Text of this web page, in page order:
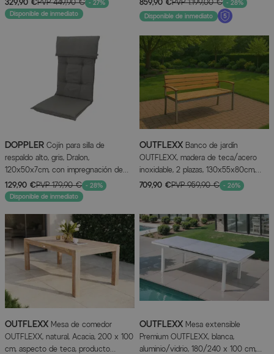
329,90 €PVP449,90 € - 27%
Disponible de inmediato
859,90 €PVP1.199,00 € - 28%
Disponible de inmediato
DOPPLER Cojín para silla de
respaldo alto, gris, Dralon,
120x50x7cm, con impregnación de
marca DuPont Teflon
129,90 €PVP179,90 € - 28%
Disponible de inmediato
OUTFLEXX Banco de jardín
OUTFLEXX, madera de teca/acero
inoxidable, 2 plazas, 130x55x80cm,
producto certificado FSC®
709,90 €PVP959,90 € - 26%
OUTFLEXX Mesa de comedor
OUTFLEXX, natural, Acacia, 200 x 100
cm, aspecto de teca, producto
OUTFLEXX Mesa extensible
Premium OUTFLEXX, blanca,
aluminio/vidrio, 180/240 x 100 cm,